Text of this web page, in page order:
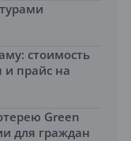
стоимость
и прайс на
Green
для граждан